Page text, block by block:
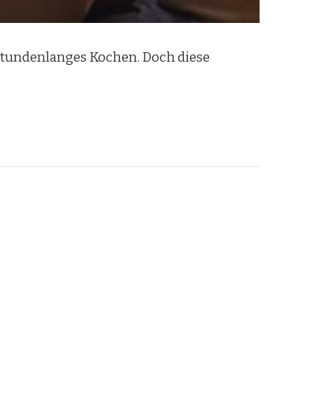
Kochen. Doch diese